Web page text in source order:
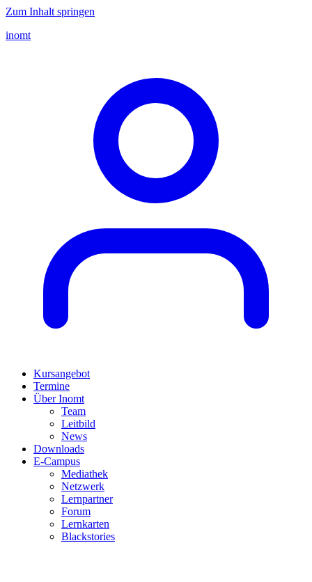
Zum Inhalt springen
inomt
Kursangebot
Termine
Über Inomt
Team
Leitbild
News
Downloads
E-Campus
Mediathek
Netzwerk
Lernpartner
Forum
Lernkarten
Blackstories